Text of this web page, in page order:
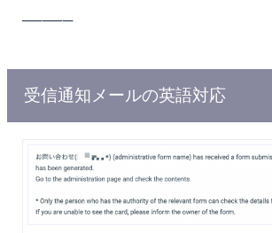
─────
受信通知メールの英語対応